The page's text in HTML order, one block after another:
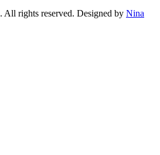
. All rights reserved. Designed by Nina